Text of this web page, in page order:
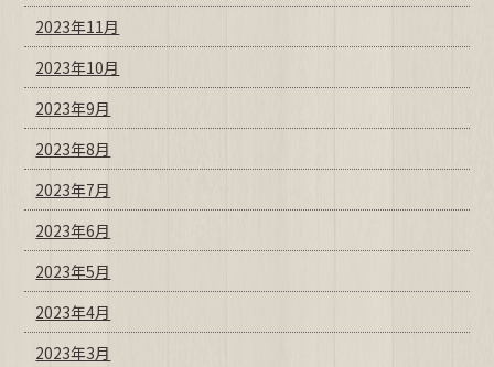
2023年11月
2023年10月
2023年9月
2023年8月
2023年7月
2023年6月
2023年5月
2023年4月
2023年3月